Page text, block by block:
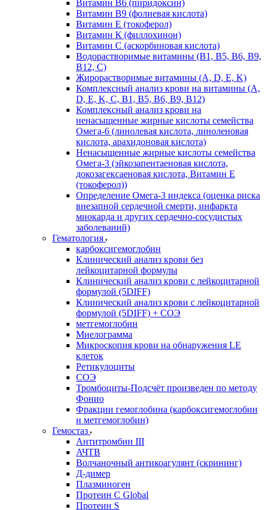
Витамин В6 (пиридоксин)
Витамин В9 (фолиевая кислота)
Витамин Е (токоферол)
Витамин К (филлохинон)
Витамин С (аскорбиновая кислота)
Водорастворимые витамины (B1, B5, B6, В9,
В12, С)
Жирорастворимые витамины (A, D, E, K)
Комплексный анализ крови на витамины (A,
D, E, K, C, B1, B5, B6, В9, B12)
Комплексный анализ крови на
ненасыщенные жирные кислоты семейства
Омега-6 (линолевая кислота, линоленовая
кислота, арахидоновая кислота)
Ненасыщенные жирные кислоты семейства
Омега-3 (эйкозапентаеновая кислота,
докозагексаеновая кислота, Витамин E
(токоферол))
Определение Омега-3 индекса (оценка риска
внезапной сердечной смерти, инфаркта
миокарда и других сердечно-сосудистых
заболеваний)
Гематология
карбоксигемоглобин
Клинический анализ крови без
лейкоцитарной формулы
Клинический анализ крови с лейкоцитарной
формулой (5DIFF)
Клинический анализ крови с лейкоцитарной
формулой (5DIFF) + СОЭ
метгемоглобин
Миелограмма
Микроскопия крови на обнаружения LE
клеток
Ретикулоциты
СОЭ
Тромбоциты-Подсчёт произведен по методу
Фонио
Фракции гемоглобина (карбоксигемоглобин
и метгемоглобин)
Гемостаз
Антитромбин III
АЧТВ
Волчаночный антикоагулянт (скрининг)
Д-димер
Плазминоген
Протеин C Global
Протеин S